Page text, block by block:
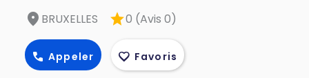
location_on BRUXELLES star0 (Avis 0)
call Appeler favorite Favoris